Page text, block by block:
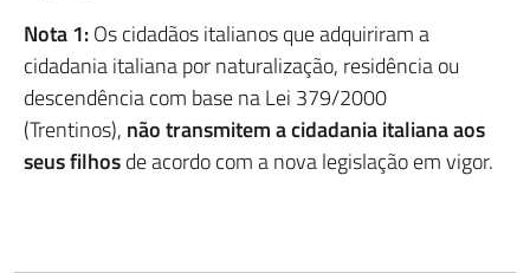
Nota 1:Os cidadãos italianos que adquiriram a
cidadania italiana por naturalização, residência ou
descendência com base na Lei 379/2000
(Trentinos), não transmitem a cidadania italiana aos
seus filhosde acordo com a nova legislação em vigor.